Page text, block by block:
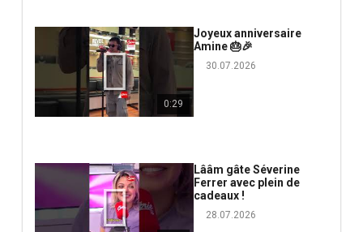
0:29
Joyeux anniversaire
Amine 🎂🎉
30.07.2026
Lââm gâte Séverine
Ferrer avec plein de
cadeaux !
28.07.2026